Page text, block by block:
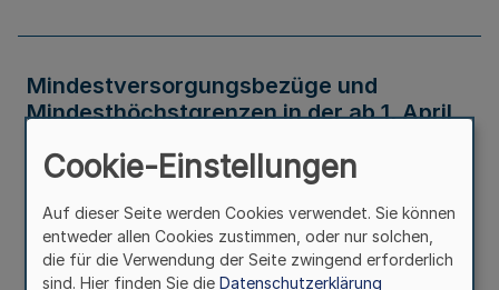
Mindestversorgungsbezüge und
Mindesthöchstgrenzen in der ab 1. April
Verwaltungsvorschrift
Cookie-Einstellungen
Auf dieser Seite werden Cookies verwendet. Sie können
entweder allen Cookies zustimmen, oder nur solchen,
die für die Verwendung der Seite zwingend erforderlich
sind. Hier finden Sie die Datenschutzerklärung